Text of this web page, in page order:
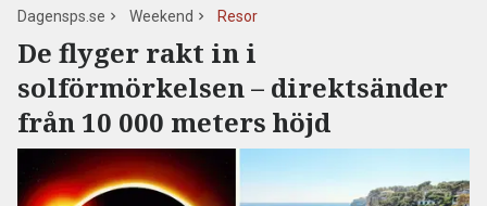
Dagensps.se Weekend Resor
De flyger rakt in i
solförmörkelsen – direktsänder
från 10 000 meters höjd